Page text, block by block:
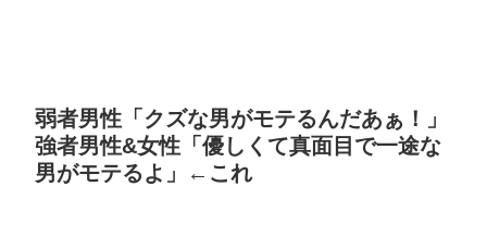
弱者男性「クズな男がモテるんだあぁ！」
強者男性&女性「優しくて真面目で一途な
男がモテるよ」←これ